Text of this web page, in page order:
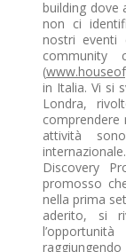
building dove
non ci
nostri
(
in Italia. Vi si
Londra,
attività
Discovery
promosso
nella prima
aderito, si